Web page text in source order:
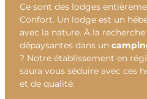
Ce sont des lodges
Confort. Un lodge est un
avec la nature. À la
dépaysantes dans un
? Notre établissement en
saura vous séduire avec ces
et de qualité.